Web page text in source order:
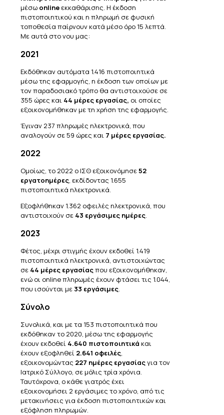
μέσω online εκκαθάρισης. H έκδοση
πιστοποιητικού και η πληρωμή σε φυσική
τοποθεσία παίρνουν κατά μέσο όρο 15 λεπτά.
Με αυτά στο νου μας:
2021
Εκδόθηκαν αυτόματα 1.416 πιστοποιητικά
μέσω της εφαρμογής, η έκδοση των οποίων με
τον παραδοσιακό τρόπο θα αντιστοιχούσε σε
355 ώρες και 44 μέρες εργασίας, οι οποίες
εξοικονομήθηκαν με τη χρήση της εφαρμογής.
Έγιναν 237 πληρωμές ηλεκτρονικά, που
αναλογούν σε 59 ώρες και 7 μέρες εργασίας.
2022
Ομοίως, το 2022 ο ΙΣΘ εξοικονόμησε52
εργατοημέρες, εκδίδοντας 1.655
πιστοποιητικά ηλεκτρονικά.
Εξοφλήθηκαν 1.362 οφειλές ηλεκτρονικά, που
αντιστοιχούν σε 43 εργάσιμες ημέρες.
2023
Φέτος, μέχρι στιγμής έχουν εκδοθεί 1.419
πιστοποιητικά ηλεκτρονικά, αντιστοιχώντας
σε 44 μέρες εργασίαςπου εξοικονομήθηκαν,
ενώ οι online πληρωμές έχουν φτάσει τις 1.044,
που ισούνται με33 εργάσιμες.
Σύνολο
Συνολικά, και με τα 153 πιστοποιητικά που
εκδόθηκαν το 2020, μέσω της εφαρμογής
έχουν εκδοθεί 4.640 πιστοποιητικά και
έχουν εξοφληθεί 2.641 οφειλές,
εξοικονομώντας 227 ημέρες εργασίαςγια τον
Ιατρικό Σύλλογο, σε μόλις τρία χρόνια.
Ταυτόχρονα, ο κάθε γιατρός έχει
εξοικονομήσει 2 εργάσιμες το χρόνο, από τις
μετακινήσεις για έκδοση πιστοποιητικών και
εξόφληση πληρωμών.